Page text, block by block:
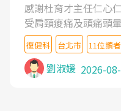
感謝杜育才主任仁心
受肩頸痠痛及頭痛頭
檢查,也嘗試過西醫打
沒有用,後來連吃到嗎
症狀,沒多久就痛起來,
台灣親友介紹忠孝醫
復健科 台北市 11位讀
劉淑媛 2026-